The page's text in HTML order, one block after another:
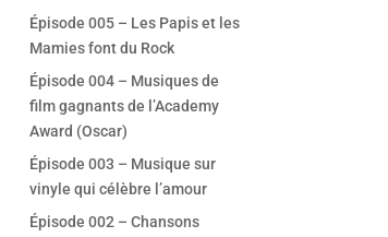
Épisode 005 – Les Papis et les
Mamies font du Rock
Épisode 004 – Musiques de
film gagnants de l’Academy
Award (Oscar)
Épisode 003 – Musique sur
vinyle qui célèbre l’amour
Épisode 002 – Chansons